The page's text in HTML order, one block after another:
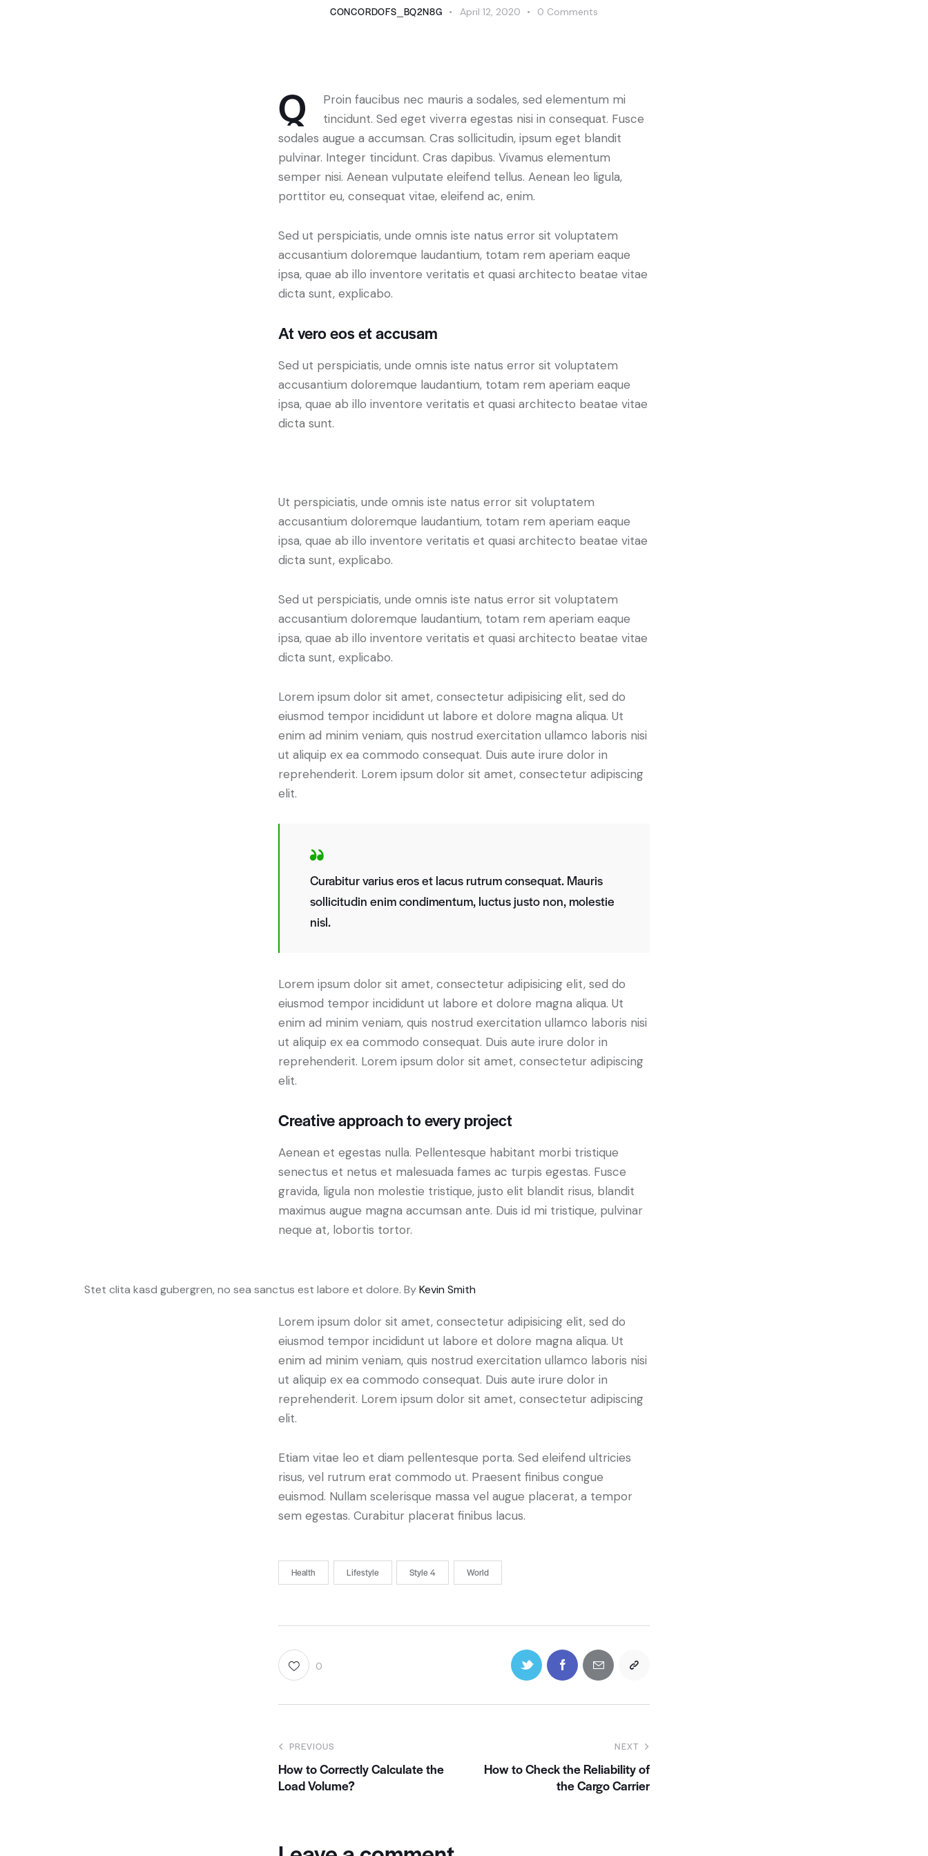
CONCORDOFS_BQ2N8G April 12, 2020 0 Comments
Q
Proin faucibus nec mauris a sodales, sed elementum mi
tincidunt. Sed eget viverra egestas nisi in consequat. Fusce
sodales augue a accumsan. Cras sollicitudin, ipsum eget blandit
pulvinar. Integer tincidunt. Cras dapibus. Vivamus elementum
semper nisi. Aenean vulputate eleifend tellus. Aenean leo ligula,
porttitor eu, consequat vitae, eleifend ac, enim.
Sed ut perspiciatis, unde omnis iste natus error sit voluptatem
accusantium doloremque laudantium, totam rem aperiam eaque
ipsa, quae ab illo inventore veritatis et quasi architecto beatae vitae
dicta sunt, explicabo.
At vero eos et accusam
Sed ut perspiciatis, unde omnis iste natus error sit voluptatem
accusantium doloremque laudantium, totam rem aperiam eaque
ipsa, quae ab illo inventore veritatis et quasi architecto beatae vitae
dicta sunt.
Ut perspiciatis, unde omnis iste natus error sit voluptatem
accusantium doloremque laudantium, totam rem aperiam eaque
ipsa, quae ab illo inventore veritatis et quasi architecto beatae vitae
dicta sunt, explicabo.
Sed ut perspiciatis, unde omnis iste natus error sit voluptatem
accusantium doloremque laudantium, totam rem aperiam eaque
ipsa, quae ab illo inventore veritatis et quasi architecto beatae vitae
dicta sunt, explicabo.
Lorem ipsum dolor sit amet, consectetur adipisicing elit, sed do
eiusmod tempor incididunt ut labore et dolore magna aliqua. Ut
enim ad minim veniam, quis nostrud exercitation ullamco laboris nisi
ut aliquip ex ea commodo consequat. Duis aute irure dolor in
reprehenderit. Lorem ipsum dolor sit amet, consectetur adipiscing
elit.
Curabitur varius eros et lacus rutrum consequat. Mauris
sollicitudin enim condimentum, luctus justo non, molestie
nisl.
Lorem ipsum dolor sit amet, consectetur adipisicing elit, sed do
eiusmod tempor incididunt ut labore et dolore magna aliqua. Ut
enim ad minim veniam, quis nostrud exercitation ullamco laboris nisi
ut aliquip ex ea commodo consequat. Duis aute irure dolor in
reprehenderit. Lorem ipsum dolor sit amet, consectetur adipiscing
elit.
Creative approach to every project
Aenean et egestas nulla. Pellentesque habitant morbi tristique
senectus et netus et malesuada fames ac turpis egestas. Fusce
gravida, ligula non molestie tristique, justo elit blandit risus, blandit
maximus augue magna accumsan ante. Duis id mi tristique, pulvinar
neque at, lobortis tortor.
Stet clita kasd gubergren, no sea sanctus est labore et dolore. ByKevin Smith
Lorem ipsum dolor sit amet, consectetur adipisicing elit, sed do
eiusmod tempor incididunt ut labore et dolore magna aliqua. Ut
enim ad minim veniam, quis nostrud exercitation ullamco laboris nisi
ut aliquip ex ea commodo consequat. Duis aute irure dolor in
reprehenderit. Lorem ipsum dolor sit amet, consectetur adipiscing
elit.
Etiam vitae leo et diam pellentesque porta. Sed eleifend ultricies
risus, vel rutrum erat commodo ut. Praesent finibus congue
euismod. Nullam scelerisque massa vel augue placerat, a tempor
sem egestas. Curabitur placerat finibus lacus.
Health Lifestyle Style 4 World
0
PREVIOUS
How to Correctly Calculate the
Load Volume?
NEXT
How to Check the Reliability of
the Cargo Carrier